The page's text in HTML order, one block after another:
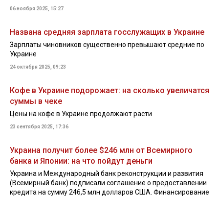
06 ноября 2025, 15:27
Названа средняя зарплата госслужащих в Украине
Зарплаты чиновников существенно превышают средние по
Украине
24 октября 2025, 09:23
Кофе в Украине подорожает: на сколько увеличатся
суммы в чеке
Цены на кофе в Украине продолжают расти
23 сентября 2025, 17:36
Украина получит более $246 млн от Всемирного
банка и Японии: на что пойдут деньги
Украина и Международный банк реконструкции и развития
(Всемирный банк) подписали соглашение о предоставлении
кредита на сумму 246,5 млн долларов США. Финансирование